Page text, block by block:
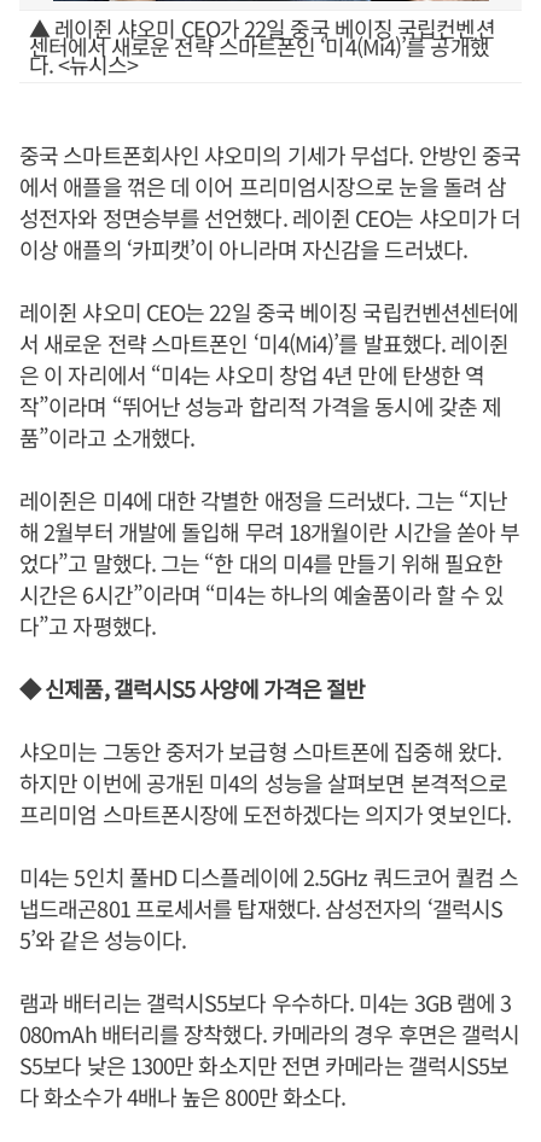
▲ 레이쥔 샤오미 CEO가 22일 중국 베이징 국립컨벤션
센터에서 새로운 전략 스마트폰인 ‘미4(Mi4)’를 공개했
다. <뉴시스>
중국 스마트폰회사인 샤오미의 기세가 무섭다. 안방인 중국
에서 애플을 꺾은 데 이어 프리미엄시장으로 눈을 돌려 삼
성전자와 정면승부를 선언했다. 레이쥔 CEO는 샤오미가 더
이상 애플의 ‘카피캣’이 아니라며 자신감을 드러냈다.
레이쥔 샤오미 CEO는 22일 중국 베이징 국립컨벤션센터에
서 새로운 전략 스마트폰인 ‘미4(Mi4)’를 발표했다. 레이쥔
은 이 자리에서 “미4는 샤오미 창업 4년 만에 탄생한 역
작”이라며 “뛰어난 성능과 합리적 가격을 동시에 갖춘 제
품”이라고 소개했다.
레이쥔은 미4에 대한 각별한 애정을 드러냈다. 그는 “지난
해 2월부터 개발에 돌입해 무려 18개월이란 시간을 쏟아 부
었다”고 말했다. 그는 “한 대의 미4를 만들기 위해 필요한
시간은 6시간”이라며 “미4는 하나의 예술품이라 할 수 있
다”고 자평했다.
◆ 신제품, 갤럭시S5 사양에 가격은 절반
샤오미는 그동안 중저가 보급형 스마트폰에 집중해 왔다.
하지만 이번에 공개된 미4의 성능을 살펴보면 본격적으로
프리미엄 스마트폰시장에 도전하겠다는 의지가 엿보인다.
미4는 5인치 풀HD 디스플레이에 2.5GHz 쿼드코어 퀄컴 스
냅드래곤801 프로세서를 탑재했다. 삼성전자의 ‘갤럭시S
5’와 같은 성능이다.
램과 배터리는 갤럭시S5보다 우수하다. 미4는 3GB 램에 3
080mAh 배터리를 장착했다. 카메라의 경우 후면은 갤럭시
S5보다 낮은 1300만 화소지만 전면 카메라는 갤럭시S5보
다 화소수가 4배나 높은 800만 화소다.